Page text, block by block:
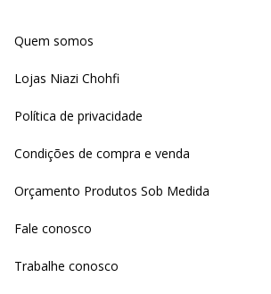
Quem somos
Lojas Niazi Chohfi
Política de privacidade
Condições de compra e venda
Orçamento Produtos Sob Medida
Fale conosco
Trabalhe conosco